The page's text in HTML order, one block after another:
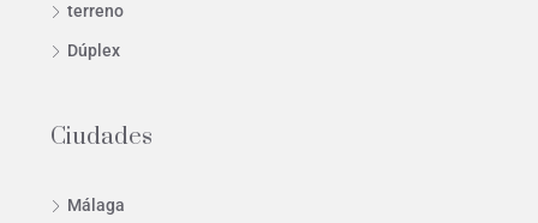
terreno
Dúplex
Ciudades
Málaga